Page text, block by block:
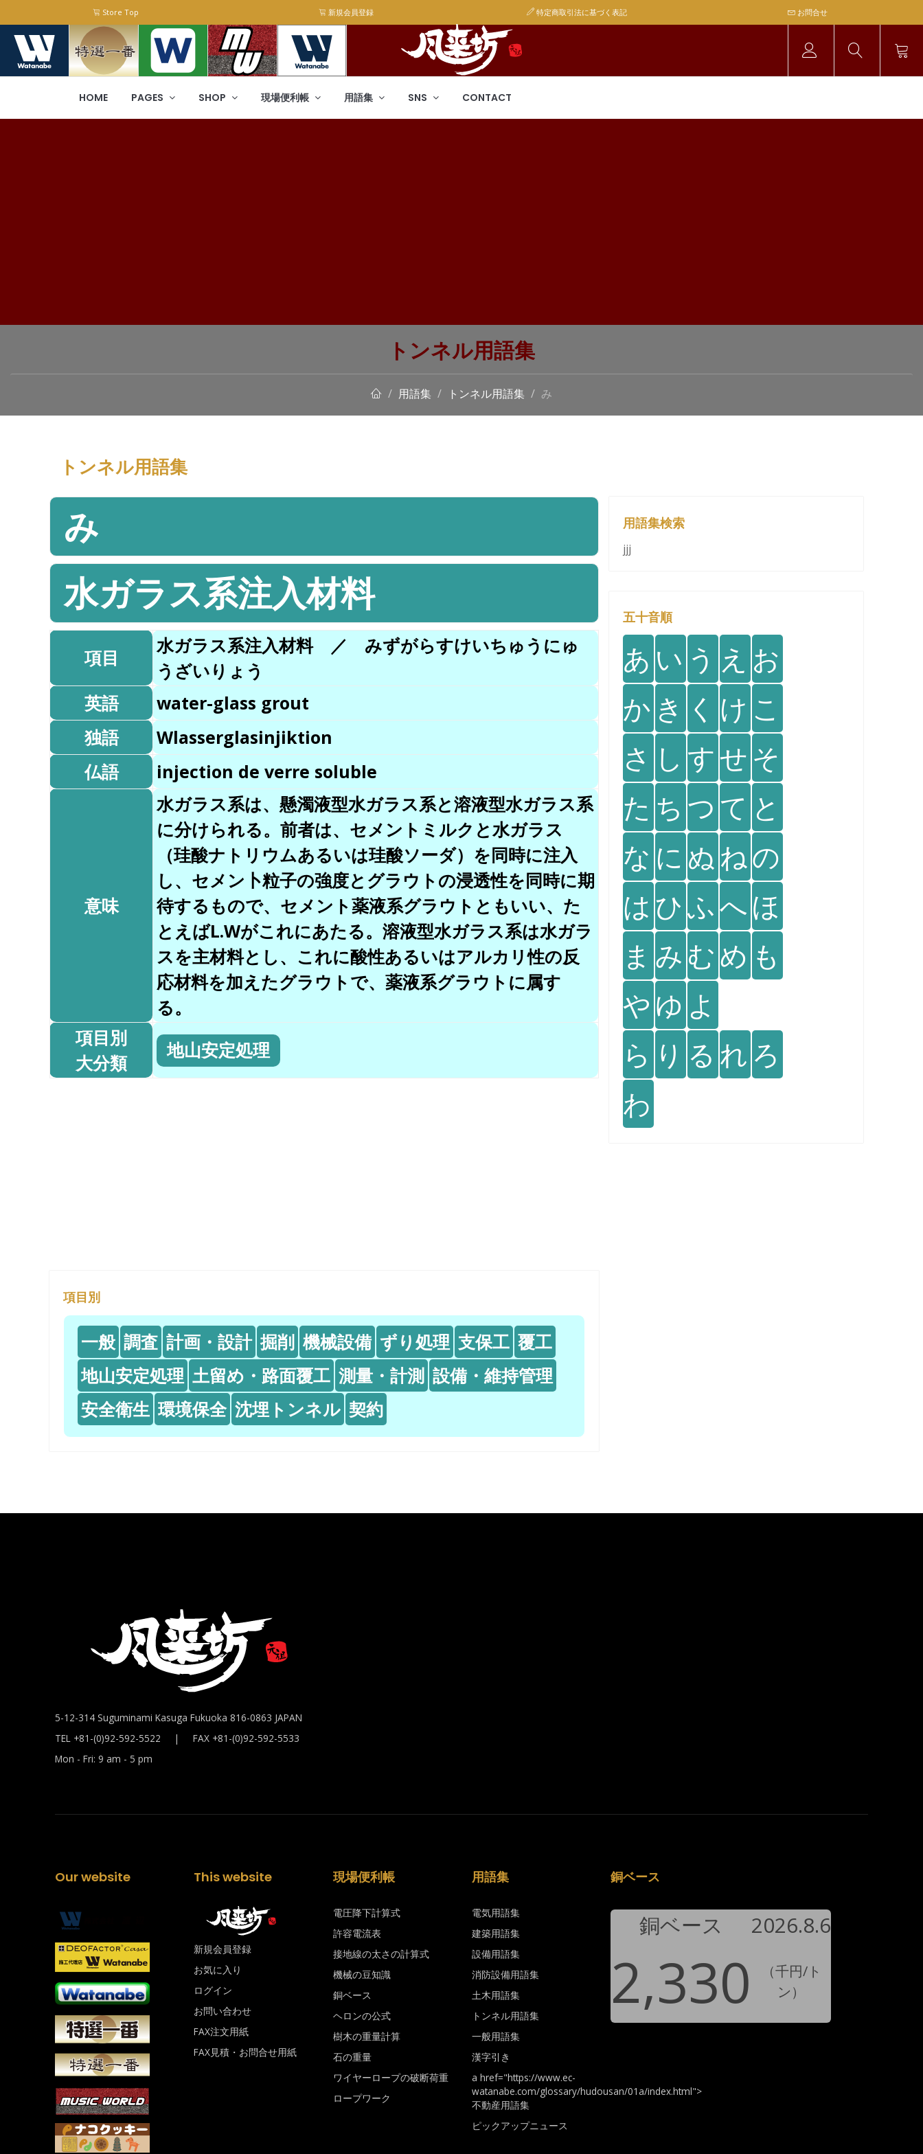
Store Top 新規会員登録 特定商取引法に基づく表記 お問合せ
HOME PAGES SHOP 現場便利帳 用語集 SNS CONTACT
トンネル用語集
用語集 トンネル用語集 み
トンネル用語集
み
水ガラス系注入材料
項目
水ガラス系注入材料 ／ みずがらすけいちゅうにゅ
うざいりょう
英語
water-glass grout
独語
Wlasserglasinjiktion
仏語
injection de verre soluble
意味
水ガラス系は、懸濁液型水ガラス系と溶液型水ガラス系
に分けられる。前者は、セメントミルクと水ガラス
（珪酸ナトリウムあるいは珪酸ソーダ）を同時に注入
し、セメン卜粒子の強度とグラウトの浸透性を同時に期
待するもので、セメント薬液系グラウトともいい、た
とえばL.Wがこれにあたる。溶液型水ガラス系は水ガラ
スを主材料とし、これに酸性あるいはアルカリ性の反
応材料を加えたグラウトで、薬液系グラウトに属す
る。
項目別
大分類
地山安定処理
項目別
一般 調査 計画・設計 掘削 機械設備 ずり処理 支保工 覆工
地山安定処理 土留め・路面覆工 測量・計測 設備・維持管理
安全衛生 環境保全 沈埋トンネル 契約
用語集検索
jjj
五十音順
あ い う え お
か き く け こ
さ し すせ そ
た ち つ て と
な に ぬ ねの
は ひふへほ
ま み むめ も
や ゆ よ
ら り る れ ろ
わ
5-12-314 Suguminami Kasuga Fukuoka 816-0863 JAPAN
TEL +81-(0)92-592-5522 | FAX +81-(0)92-592-5533
Mon - Fri: 9 am - 5 pm
Our website This website
新規会員登録
お気に入り
ログイン
お問い合わせ
FAX注文用紙
FAX見積・お問合せ用紙
現場便利帳
電圧降下計算式
許容電流表
接地線の太さの計算式
機械の豆知識
銅ベース
ヘロンの公式
樹木の重量計算
石の重量
ワイヤーロープの破断荷重
ロープワーク
用語集
電気用語集
建築用語集
設備用語集
消防設備用語集
土木用語集
トンネル用語集
一般用語集
漢字引き
a href="https://www.ec-
watanabe.com/glossary/hudousan/01a/index.html">
不動産用語集
ピックアップニュース
銅ベース
銅ベース 2026.8.6
2,330
（千円/ト
ン）